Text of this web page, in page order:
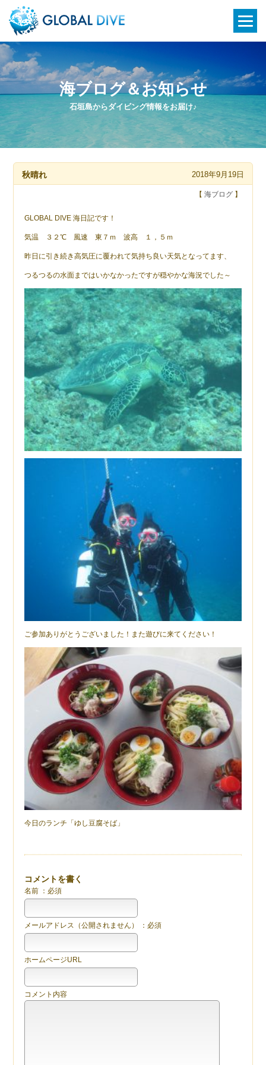
石垣島からダイビング情報をお届け♪
海ブログ＆お知らせ
秋晴れ 2018年9月19日
【 海ブログ】
GLOBAL DIVE 海日記です！
気温 ３２℃ 風速 東７ｍ 波高 １，５ｍ
昨日に引き続き高気圧に覆われて気持ち良い天気となってます、
つるつるの水面まではいかなかったですが穏やかな海況でした～
ご参加ありがとうございました！また遊びに来てください！
今日のランチ「ゆし豆腐そば」
コメントを書く
名前 ：必須
メールアドレス（公開されません） ：必須
ホームページURL
コメント内容